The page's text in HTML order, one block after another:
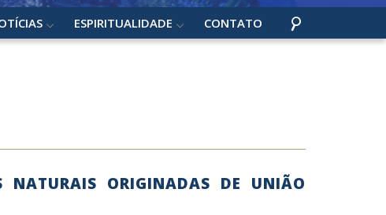
ESPIRITUALIDADE CONTATO
NATURAIS ORIGINADAS DE UNIÃO